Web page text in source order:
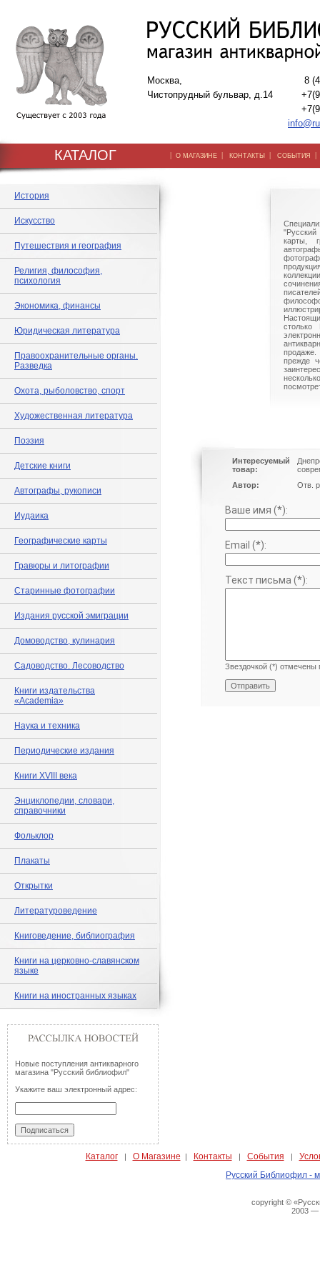
Москва,
Чистопрудный бульвар, д.14
8
КАТАЛОГ | О МАГАЗИНЕ | КОНТАКТЫ | СОБЫТИЯ
История
Искусство
Путешествия и география
Религия, философия,
психология
Экономика, финансы
Юридическая литература
Правоохранительные органы.
Разведка
Охота, рыболовство, спорт
Художественная литература
Поэзия
Детские книги
Автографы, рукописи
Иудаика
Географические карты
Гравюры и литографии
Старинные фотографии
Издания русской эмиграции
Домоводство, кулинария
Садоводство. Лесоводство
Книги издательства
«Academia»
Наука и техника
Периодические издания
Книги XVIII века
Энциклопедии, словари,
справочники
Фольклор
Плакаты
Открытки
Литературоведение
Книговедение, библиография
Книги на церковно-славянском
языке
Книги на иностранных языках
Новые поступления антикварного
магазина "Русский библиофил"
Укажите ваш электронный адрес:
"Русский
карты,
столько
прежде
Интересуемый
товар:
Автор:
Отв.
Ваше имя (*):
Email (*):
Текст письма (*):
Звездочкой (*) отмечены
Каталог| О Магазине | Контакты | События |
Русский Библиофил -
copyright ©
2003 —